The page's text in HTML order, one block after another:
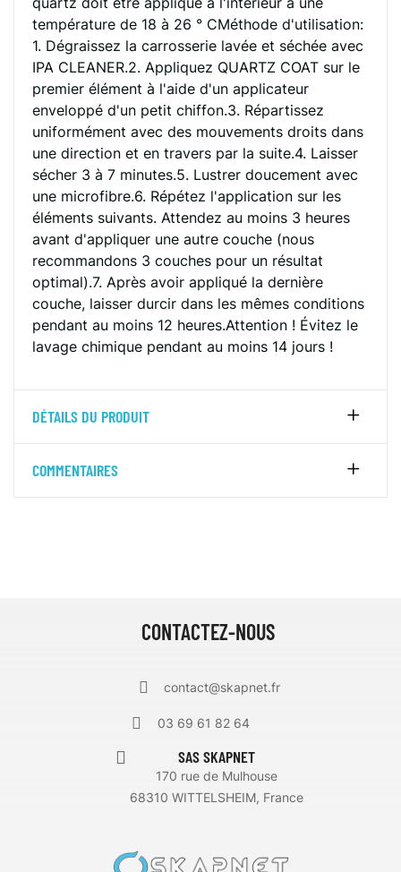
température de 18 à 26 ° CMéthode d'utilisation:
1. Dégraissez la carrosserie lavée et séchée avec
IPA CLEANER.2. Appliquez QUARTZ COAT sur le
premier élément à l'aide d'un applicateur
enveloppé d'un petit chiffon.3. Répartissez
uniformément avec des mouvements droits dans
une direction et en travers par la suite.4. Laisser
sécher 3 à 7 minutes.5. Lustrer doucement avec
une microfibre.6. Répétez l'application sur les
éléments suivants. Attendez au moins 3 heures
avant d'appliquer une autre couche (nous
recommandons 3 couches pour un résultat
optimal).7. Après avoir appliqué la dernière
couche, laisser durcir dans les mêmes conditions
pendant au moins 12 heures.Attention ! Évitez le
lavage chimique pendant au moins 14 jours !
DÉTAILS DU PRODUIT
COMMENTAIRES
CONTACTEZ-NOUS
contact@skapnet.fr
03 69 61 82 64
SAS SKAPNET
170 rue de Mulhouse
68310 WITTELSHEIM, France